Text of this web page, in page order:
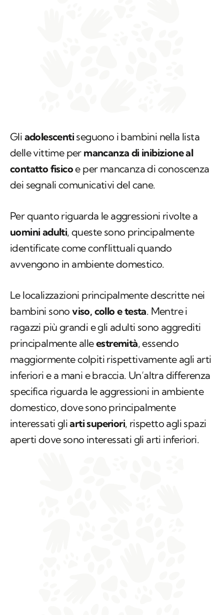
Gli adolescenti seguono i bambini nella lista
delle vittime per mancanza di inibizione al
contatto fisicoe per mancanza di conoscenza
dei segnali comunicativi del cane.
Per quanto riguarda le aggressioni rivolte a
uomini adulti, queste sono principalmente
identificate come conflittuali quando
avvengono in ambiente domestico.
Le localizzazioni principalmente descritte nei
bambini sonoviso, collo e testa. Mentre i
ragazzi più grandi e gli adulti sono aggrediti
principalmente alleestremità, essendo
maggiormente colpiti rispettivamente agli arti
inferiori e a mani e braccia. Un’altra differenza
specifica riguarda le aggressioni in ambiente
domestico, dove sono principalmente
interessati gliarti superiori, rispetto agli spazi
aperti dove sono interessati gli arti inferiori.